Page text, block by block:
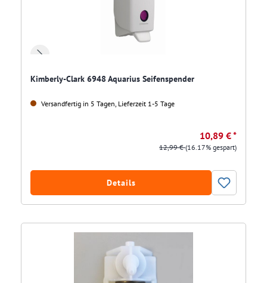
Kimberly-Clark 6948 Aquarius Seifenspender
Versandfertig in 5 Tagen, Lieferzeit 1-5 Tage
10,89 € *
12,99 €(16.17% gespart)
Details